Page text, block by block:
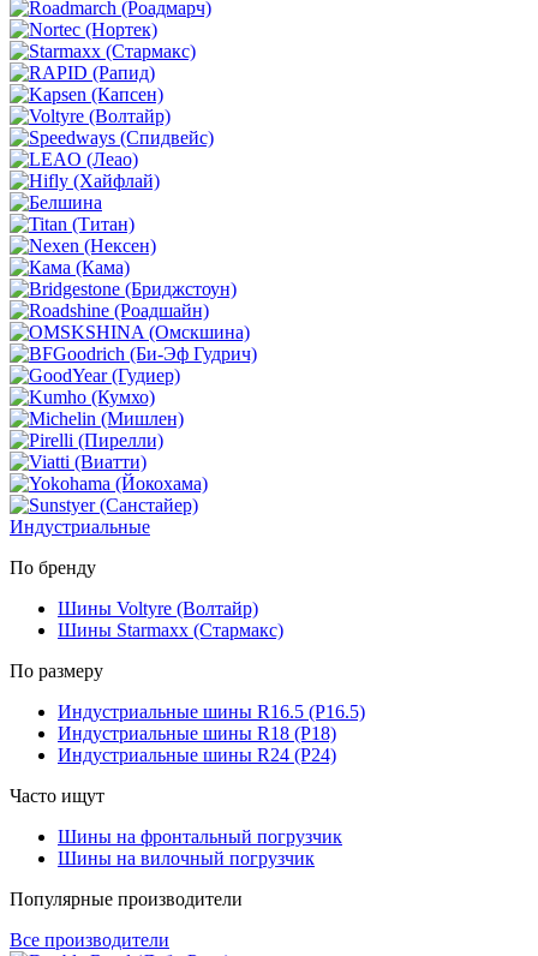
Индустриальные
По бренду
Шины Voltyre (Волтайр)
Шины Starmaxx (Стармакс)
По размеру
Индустриальные шины R16.5 (Р16.5)
Индустриальные шины R18 (Р18)
Индустриальные шины R24 (Р24)
Часто ищут
Шины на фронтальный погрузчик
Шины на вилочный погрузчик
Популярные производители
Все производители